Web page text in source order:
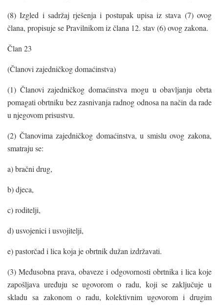
(8) Izgled i sadržaj rješenja i postupak upisa iz stava (7) ovog
člana, propisuje se Pravilnikom iz člana 12. stav (6) ovog zakona.
Član 23
(Članovi zajedničkog domaćinstva)
(1) Članovi zajedničkog domaćinstva mogu u obavljanju obrta
pomagati obrtniku bez zasnivanja radnog odnosa na način da rade
u njegovom prisustvu.
(2) Članovima zajedničkog domaćinstva, u smislu ovog zakona,
smatraju se:
a) bračni drug,
b) djeca,
c) roditelji,
d) usvojenici i usvojitelji,
e) pastorčad i lica koja je obrtnik dužan izdržavati.
(3) Međusobna prava, obaveze i odgovornosti obrtnika i lica koje
zapošljava uređuju se ugovorom o radu, koji se zaključuje u
skladu sa zakonom o radu, kolektivnim ugovorom i drugim